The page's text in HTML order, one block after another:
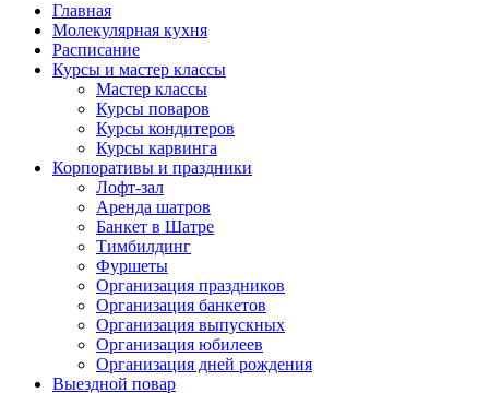
Главная
Молекулярная кухня
Расписание
Курсы и мастер классы
Мастер классы
Курсы поваров
Курсы кондитеров
Курсы карвинга
Корпоративы и праздники
Лофт-зал
Аренда шатров
Банкет в Шатре
Тимбилдинг
Фуршеты
Организация праздников
Организация банкетов
Организация выпускных
Организация юбилеев
Организация дней рождения
Выездной повар